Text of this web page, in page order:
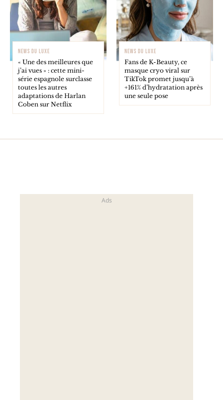
NEWS DU LUXE
« Une des meilleures que
j’ai vues » : cette mini-
série espagnole surclasse
toutes les autres
adaptations de Harlan
Coben sur Netflix
NEWS DU LUXE
Fans de K-Beauty, ce
masque cryo viral sur
TikTok promet jusqu’à
+161% d’hydratation après
une seule pose